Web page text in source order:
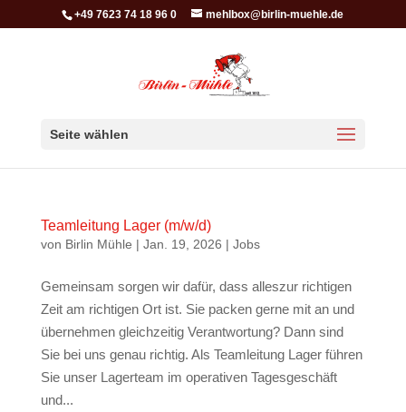
+49 7623 74 18 96 0 mehlbox@birlin-muehle.de
Seite wählen
Teamleitung Lager (m/w/d)
von Birlin Mühle | Jan. 19, 2026 | Jobs
Gemeinsam sorgen wir dafür, dass alleszur richtigen
Zeit am richtigen Ort ist. Sie packen gerne mit an und
übernehmen gleichzeitig Verantwortung? Dann sind
Sie bei uns genau richtig. Als Teamleitung Lager führen
Sie unser Lagerteam im operativen Tagesgeschäft
und...